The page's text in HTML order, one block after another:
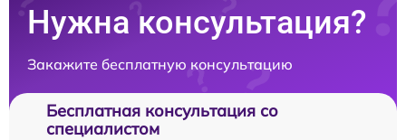
Нужна консультация?
Закажите бесплатную консультацию
Бесплатная консультация со
специалистом